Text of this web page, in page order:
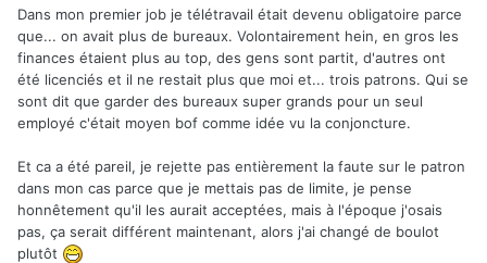
Dans mon premier job je télétravail était devenu obligatoire parce
que... on avait plus de bureaux. Volontairement hein, en gros les
finances étaient plus au top, des gens sont partit, d'autres ont
été licenciés et il ne restait plus que moi et... trois patrons. Qui se
sont dit que garder des bureaux super grands pour un seul
employé c'était moyen bof comme idée vu la conjoncture.
Et ca a été pareil, je rejette pas entièrement la faute sur le patron
dans mon cas parce que je mettais pas de limite, je pense
honnêtement qu'il les aurait acceptées, mais à l'époque j'osais
pas, ça serait différent maintenant, alors j'ai changé de boulot
plutôt